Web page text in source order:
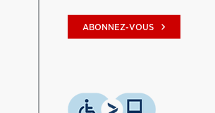
ABONNEZ-VOUS keyboard_arrow_right